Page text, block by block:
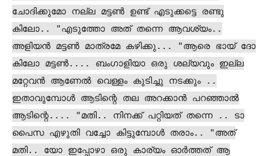
ചോദിക്കുമോ നല്ല മട്ടൺ ഉണ്ട് എടുക്കട്ടെ രണ്ടു
കിലോ.. "എടുത്തോ അത് തന്നെ ആവശ്യം..
അളിയൻ മട്ടൺ മാത്രമേ കഴിക്കു... "ആരെ ഭായ് ദോ
കിലോ മട്ടൺ.... ബംഗാളിയാ ഒരു ശല്യവും ഇല്ല
മറ്റേവൻ ആണേൽ വെള്ളം കുടിച്ചു നടക്കും ..
ഇതാവുമ്പോൾ ആടിന്റെ തല അറക്കാൻ പറഞ്ഞാൽ
ആടിന്റെ.... "മതി.. നിനക്ക് പറ്റിയത് തന്നെ .. ടാ
പൈസ എഴുതി വച്ചോ കിട്ടുമ്പോൾ തരാം.. "അത്
മതി.. യോ ഇപ്പോഴാ ഒരു കാര്യം ഓർത്തത് ആ